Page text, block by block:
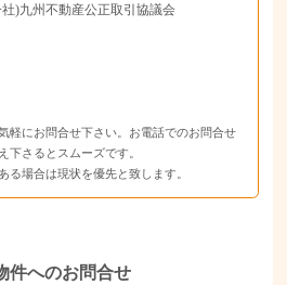
)九州不動産公正取引協議会
軽にお問合せ下さい。お電話でのお問合せ
下さるとスムーズです。
る場合は現状を優先と致します。
件へのお問合せ